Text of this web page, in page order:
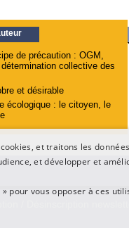
de précaution : OGM,
collective des
et désirable
écologique : le citoyen, le
et traitons les
et développer et
pour vous opposer à ces